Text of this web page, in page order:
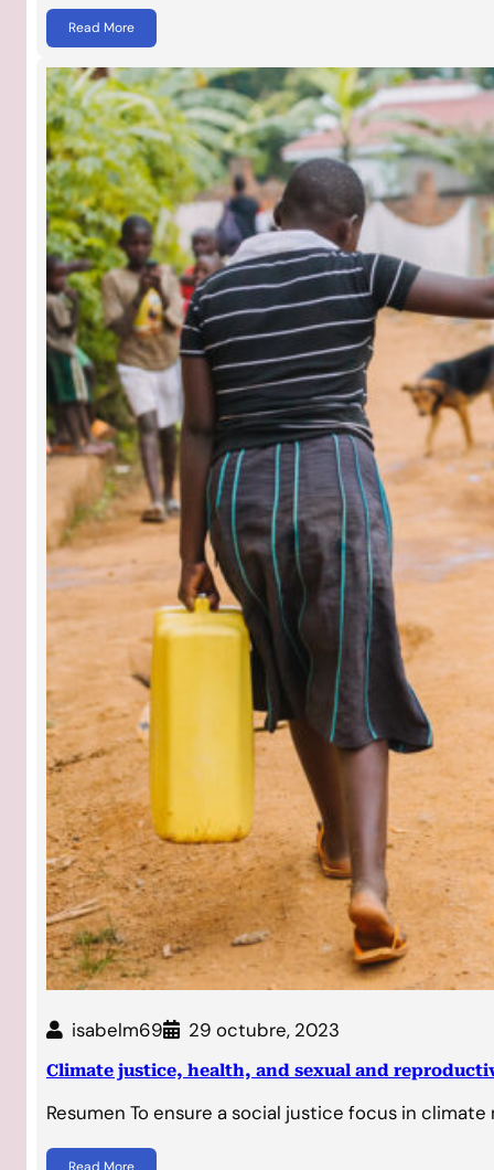
Read More
isabelm69 29 octubre, 2023
Climate justice, health, and sexual and
Resumen To ensure a social justice focus in